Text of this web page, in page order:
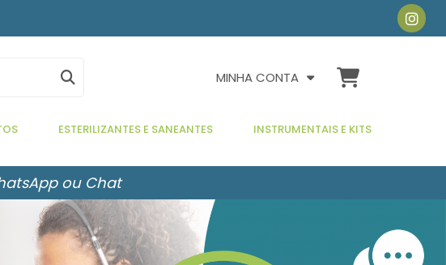
MINHA CONTA
ESTERILIZANTES E SANEANTES
INSTRUMENTAIS E KITS
ou Chat